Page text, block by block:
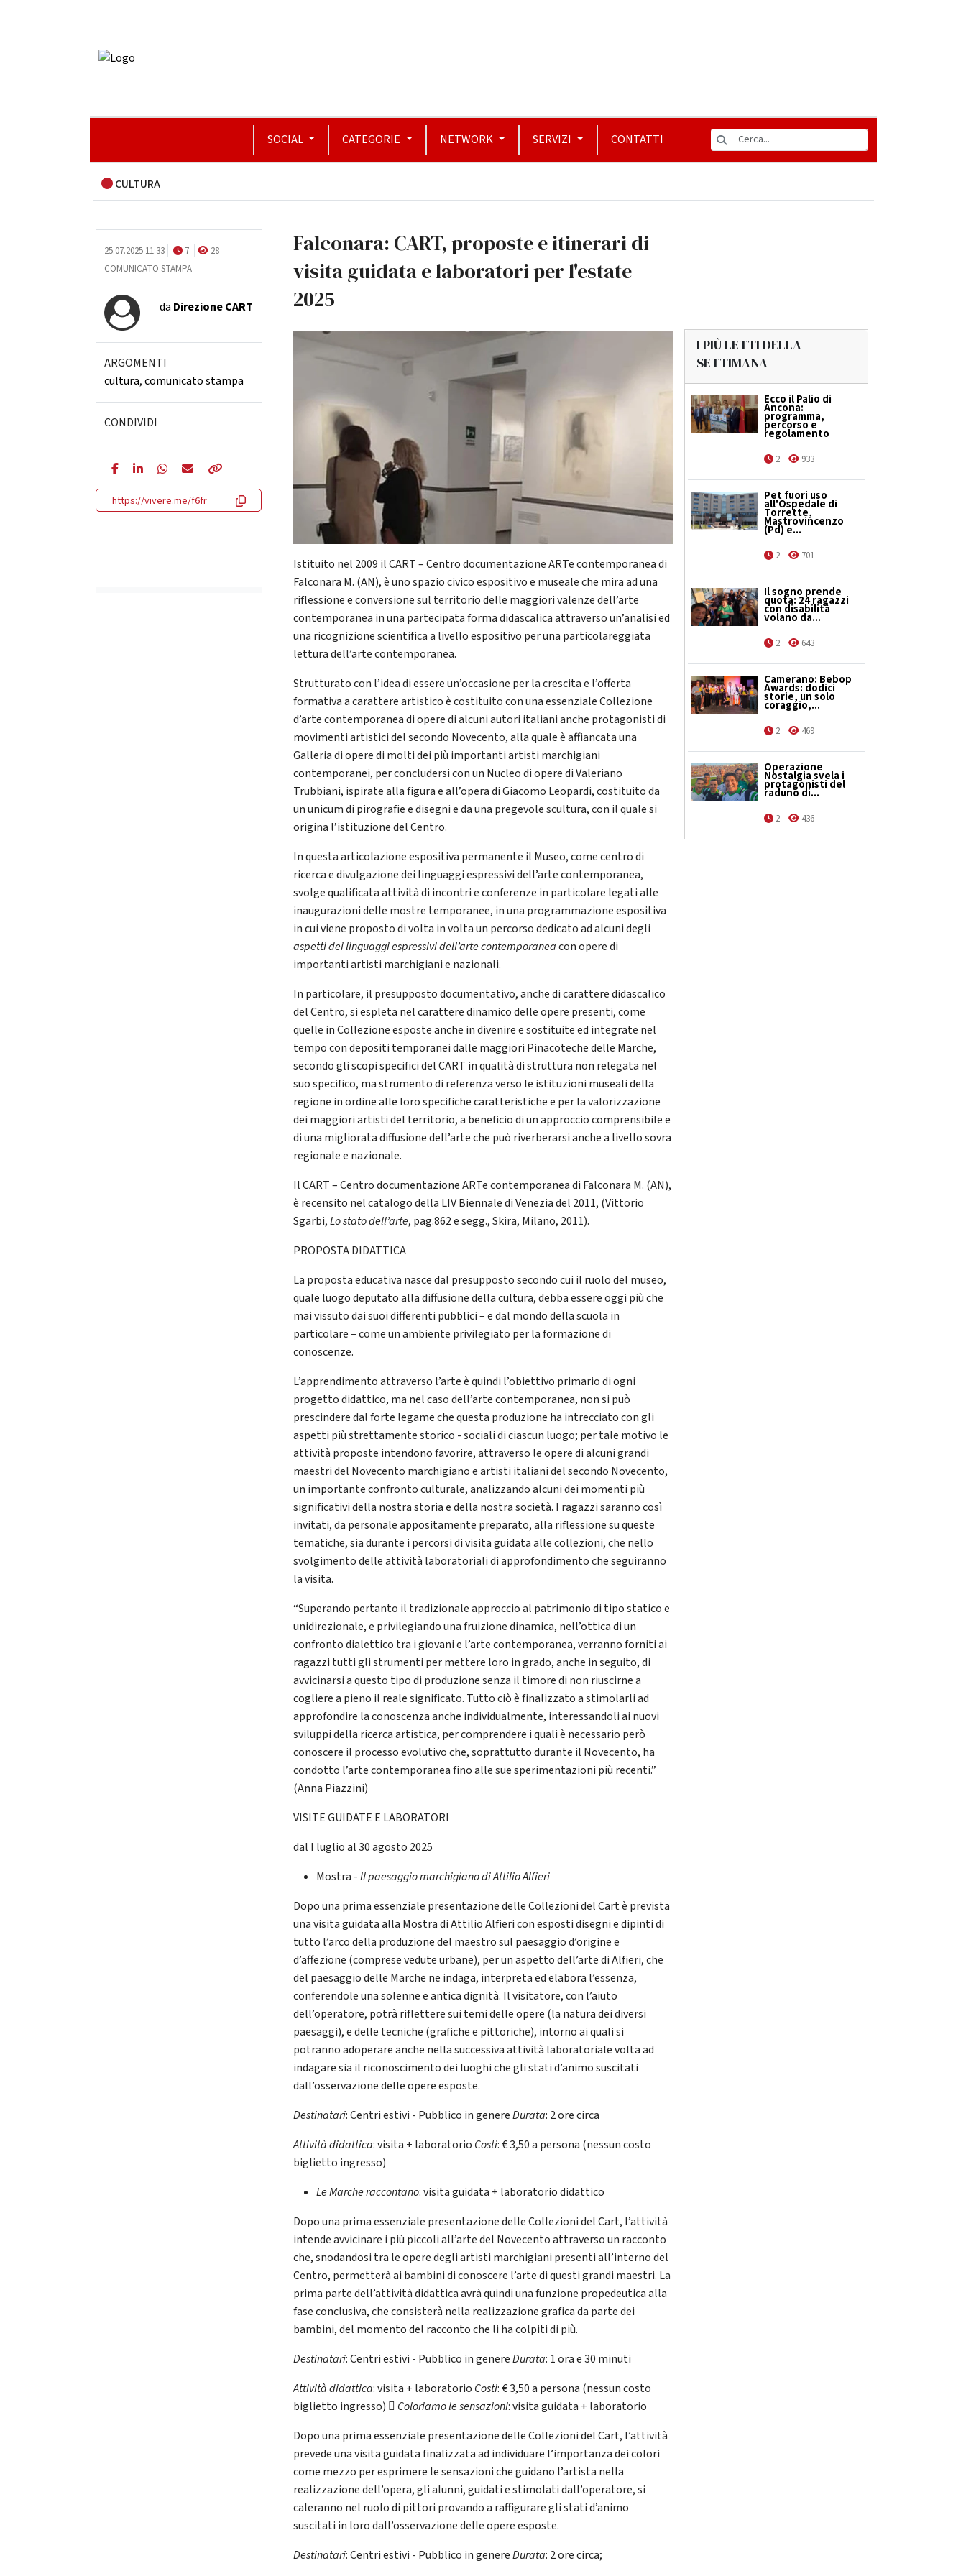
SOCIAL CATEGORIE NETWORK SERVIZI CONTATTI
CULTURA
25.07.2025 11:33 7
28
COMUNICATO STAMPA
da Direzione CART
ARGOMENTI
cultura,comunicato stampa
CONDIVIDI
https://vivere.me/f6fr
Falconara: CART, proposte e itinerari di
visita guidata e laboratori per l'estate
2025
Istituito nel 2009 il CART – Centro documentazione ARTe contemporanea di
Falconara M. (AN), è uno spazio civico espositivo e museale che mira ad una
riflessione e conversione sul territorio delle maggiori valenze dell’arte
contemporanea in una partecipata forma didascalica attraverso un’analisi ed
una ricognizione scientifica a livello espositivo per una particolareggiata
lettura dell’arte contemporanea.
Strutturato con l’idea di essere un’occasione per la crescita e l’offerta
formativa a carattere artistico è costituito con una essenziale Collezione
d’arte contemporanea di opere di alcuni autori italiani anche protagonisti di
movimenti artistici del secondo Novecento, alla quale è affiancata una
Galleria di opere di molti dei più importanti artisti marchigiani
contemporanei, per concludersi con un Nucleo di opere di Valeriano
Trubbiani, ispirate alla figura e all’opera di Giacomo Leopardi, costituito da
un unicum di pirografie e disegni e da una pregevole scultura, con il quale si
origina l’istituzione del Centro.
In questa articolazione espositiva permanente il Museo, come centro di
ricerca e divulgazione dei linguaggi espressivi dell’arte contemporanea,
svolge qualificata attività di incontri e conferenze in particolare legati alle
inaugurazioni delle mostre temporanee, in una programmazione espositiva
in cui viene proposto di volta in volta un percorso dedicato ad alcuni degli
aspetti dei linguaggi espressivi dell’arte contemporaneacon opere di
importanti artisti marchigiani e nazionali.
In particolare, il presupposto documentativo, anche di carattere didascalico
del Centro, si espleta nel carattere dinamico delle opere presenti, come
quelle in Collezione esposte anche in divenire e sostituite ed integrate nel
tempo con depositi temporanei dalle maggiori Pinacoteche delle Marche,
secondo gli scopi specifici del CART in qualità di struttura non relegata nel
suo specifico, ma strumento di referenza verso le istituzioni museali della
regione in ordine alle loro specifiche caratteristiche e per la valorizzazione
dei maggiori artisti del territorio, a beneficio di un approccio comprensibile e
di una migliorata diffusione dell’arte che può riverberarsi anche a livello sovra
regionale e nazionale.
Il CART – Centro documentazione ARTe contemporanea di Falconara M. (AN),
è recensito nel catalogo della LIV Biennale di Venezia del 2011, (Vittorio
Sgarbi,Lo stato dell’arte, pag.862 e segg., Skira, Milano, 2011).
PROPOSTA DIDATTICA
La proposta educativa nasce dal presupposto secondo cui il ruolo del museo,
quale luogo deputato alla diffusione della cultura, debba essere oggi più che
mai vissuto dai suoi differenti pubblici – e dal mondo della scuola in
particolare – come un ambiente privilegiato per la formazione di
conoscenze.
L’apprendimento attraverso l’arte è quindi l’obiettivo primario di ogni
progetto didattico, ma nel caso dell’arte contemporanea, non si può
prescindere dal forte legame che questa produzione ha intrecciato con gli
aspetti più strettamente storico - sociali di ciascun luogo; per tale motivo le
attività proposte intendono favorire, attraverso le opere di alcuni grandi
maestri del Novecento marchigiano e artisti italiani del secondo Novecento,
un importante confronto culturale, analizzando alcuni dei momenti più
significativi della nostra storia e della nostra società. I ragazzi saranno così
invitati, da personale appositamente preparato, alla riflessione su queste
tematiche, sia durante i percorsi di visita guidata alle collezioni, che nello
svolgimento delle attività laboratoriali di approfondimento che seguiranno
la visita.
“Superando pertanto il tradizionale approccio al patrimonio di tipo statico e
unidirezionale, e privilegiando una fruizione dinamica, nell’ottica di un
confronto dialettico tra i giovani e l’arte contemporanea, verranno forniti ai
ragazzi tutti gli strumenti per mettere loro in grado, anche in seguito, di
avvicinarsi a questo tipo di produzione senza il timore di non riuscirne a
cogliere a pieno il reale significato. Tutto ciò è finalizzato a stimolarli ad
approfondire la conoscenza anche individualmente, interessandoli ai nuovi
sviluppi della ricerca artistica, per comprendere i quali è necessario però
conoscere il processo evolutivo che, soprattutto durante il Novecento, ha
condotto l’arte contemporanea fino alle sue sperimentazioni più recenti.”
(Anna Piazzini)
VISITE GUIDATE E LABORATORI
dal I luglio al 30 agosto 2025
Mostra -Il paesaggio marchigiano diAttilio Alfieri
Dopo una prima essenziale presentazione delle Collezioni del Cart è prevista
una visita guidata alla Mostra di Attilio Alfieri con esposti disegni e dipinti di
tutto l’arco della produzione del maestro sul paesaggio d’origine e
d’affezione (comprese vedute urbane), per un aspetto dell’arte di Alfieri, che
del paesaggio delle Marche ne indaga, interpreta ed elabora l’essenza,
conferendole una solenne e antica dignità. Il visitatore, con l’aiuto
dell’operatore, potrà riflettere sui temi delle opere (la natura dei diversi
paesaggi), e delle tecniche (grafiche e pittoriche), intorno ai quali si
potranno adoperare anche nella successiva attività laboratoriale volta ad
indagare sia il riconoscimento dei luoghi che gli stati d’animo suscitati
dall’osservazione delle opere esposte.
Destinatari: Centri estivi - Pubblico in genereDurata: 2 ore circa
Attività didattica: visita + laboratorio Costi: € 3,50 a persona (nessun costo
biglietto ingresso)
Le Marche raccontano: visita guidata + laboratorio didattico
Dopo una prima essenziale presentazione delle Collezioni del Cart, l’attività
intende avvicinare i più piccoli all’arte del Novecento attraverso un racconto
che, snodandosi tra le opere degli artisti marchigiani presenti all’interno del
Centro, permetterà ai bambini di conoscere l’arte di questi grandi maestri. La
prima parte dell’attività didattica avrà quindi una funzione propedeutica alla
fase conclusiva, che consisterà nella realizzazione grafica da parte dei
bambini, del momento del racconto che li ha colpiti di più.
Destinatari: Centri estivi - Pubblico in genereDurata: 1 ora e 30 minuti
Attività didattica: visita + laboratorio Costi: € 3,50 a persona (nessun costo
biglietto ingresso)  Coloriamo le sensazioni: visita guidata + laboratorio
Dopo una prima essenziale presentazione delle Collezioni del Cart, l’attività
prevede una visita guidata finalizzata ad individuare l’importanza dei colori
come mezzo per esprimere le sensazioni che guidano l’artista nella
realizzazione dell’opera, gli alunni, guidati e stimolati dall’operatore, si
caleranno nel ruolo di pittori provando a raffigurare gli stati d’animo
suscitati in loro dall’osservazione delle opere esposte.
Destinatari: Centri estivi - Pubblico in genereDurata: 2 ore circa;
I PIÙ LETTI DELLA
SETTIMANA
Ecco il Palio di
Ancona:
programma,
percorso e
regolamento
2 933
Pet fuori uso
all'Ospedale di
Torrette,
Mastrovincenzo
(Pd) e...
2 701
Il sogno prende
quota: 24 ragazzi
con disabilità
volano da...
2 643
Camerano: Bebop
Awards: dodici
storie, un solo
coraggio,...
2 469
Operazione
Nostalgia svela i
protagonisti del
raduno di...
2 436